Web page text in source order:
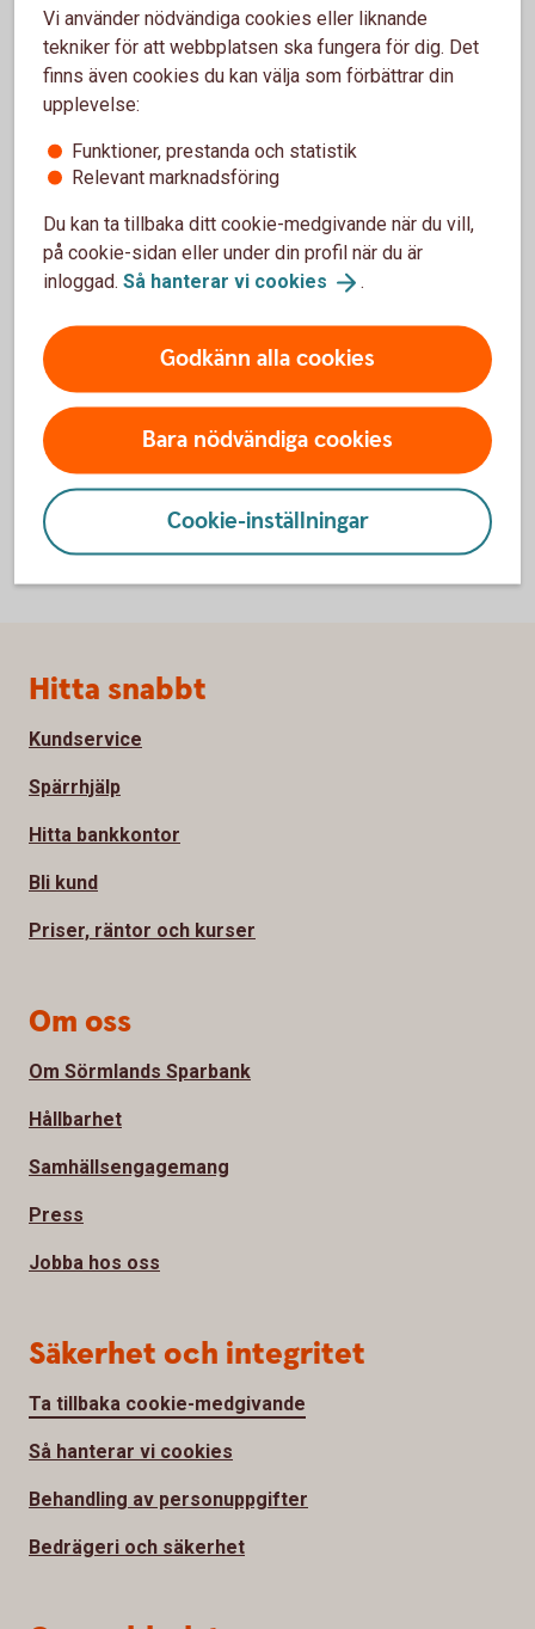
Tre Kronor Försäkring AB
106 60 Stockholm
Telefon 0771-23 33 33
Sjukvårdsupplysning och
Folksam ömsesidig sakförsäkring
0771-968 636
Vi använder nödvändiga cookies eller liknande
tekniker för att webbplatsen ska fungera för dig. Det
finns även cookies du kan välja som förbättrar din
upplevelse:
Funktioner, prestanda och statistik
Relevant marknadsföring
Du kan ta tillbaka ditt cookie-medgivande när du vill,
på cookie-sidan eller under din profil när du är
inloggad. Så hanterar vi cookies .
Godkänn alla cookies
Bara nödvändiga cookies
Cookie-inställningar
Sidfot
Hitta snabbt
Kundservice
Spärrhjälp
Hitta bankkontor
Bli kund
Priser, räntor och kurser
Om oss
Om Sörmlands Sparbank
Hållbarhet
Samhällsengagemang
Press
Jobba hos oss
Säkerhet och integritet
Ta tillbaka cookie-medgivande
Så hanterar vi cookies
Behandling av personuppgifter
Bedrägeri och säkerhet